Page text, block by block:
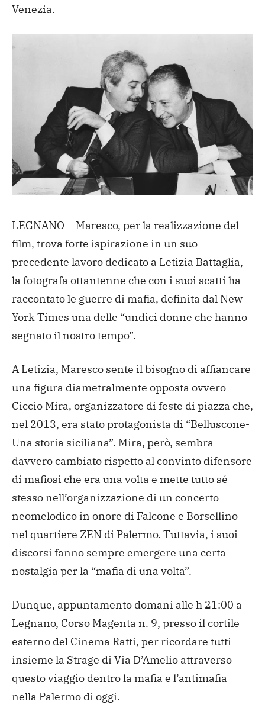
Venezia.
LEGNANO – Maresco, per la realizzazione del
film, trova forte ispirazione in un suo
precedente lavoro dedicato a Letizia Battaglia,
la fotografa ottantenne che con i suoi scatti ha
raccontato le guerre di mafia, definita dal New
York Times una delle “undici donne che hanno
segnato il nostro tempo”.
A Letizia, Maresco sente il bisogno di affiancare
una figura diametralmente opposta ovvero
Ciccio Mira, organizzatore di feste di piazza che,
nel 2013, era stato protagonista di “Belluscone-
Una storia siciliana”. Mira, però, sembra
davvero cambiato rispetto al convinto difensore
di mafiosi che era una volta e mette tutto sé
stesso nell’organizzazione di un concerto
neomelodico in onore di Falcone e Borsellino
nel quartiere ZEN di Palermo. Tuttavia, i suoi
discorsi fanno sempre emergere una certa
nostalgia per la “mafia di una volta”.
Dunque, appuntamento domani alle h 21:00 a
Legnano, Corso Magenta n. 9, presso il cortile
esterno del Cinema Ratti, per ricordare tutti
insieme la Strage di Via D’Amelio attraverso
questo viaggio dentro la mafia e l’antimafia
nella Palermo di oggi.